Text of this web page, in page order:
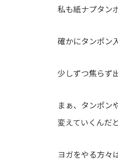
私も紙ナプタン
確かにタンポン
少しずつ焦らず
まぁ、タンポン
変えていくんだ
ヨガをやる方々